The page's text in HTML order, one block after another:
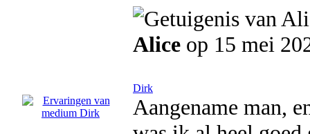
Alice op 15 mei
Dirk
Aangename man,